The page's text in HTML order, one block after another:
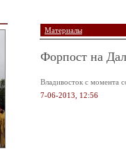
Материалы
Форпост на
Владивосток с момента
7-06-2013, 12:56